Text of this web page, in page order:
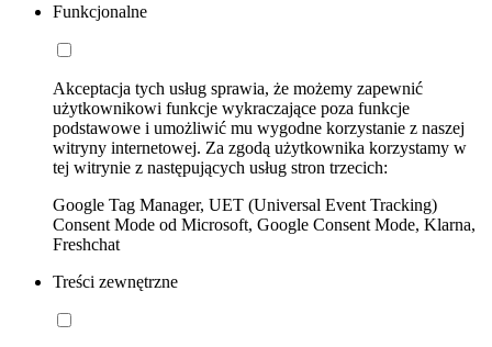
Funkcjonalne
Akceptacja tych usług sprawia, że możemy zapewnić
użytkownikowi funkcje wykraczające poza funkcje
podstawowe i umożliwić mu wygodne korzystanie z naszej
witryny internetowej. Za zgodą użytkownika korzystamy w
tej witrynie z następujących usług stron trzecich:
Google Tag Manager, UET (Universal Event Tracking)
Consent Mode od Microsoft, Google Consent Mode, Klarna,
Freshchat
Treści zewnętrzne